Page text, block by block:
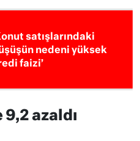
satışlarındaki
nedeni yüksek
faizi’
9,2 azaldı